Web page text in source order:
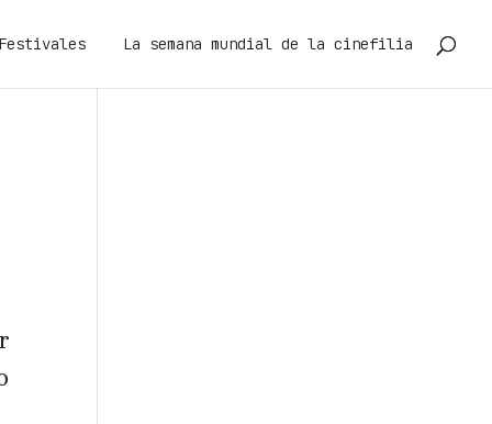
La semana mundial de la cinefilia